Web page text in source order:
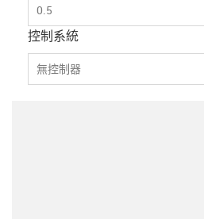
0.5
控制系統
無控制器